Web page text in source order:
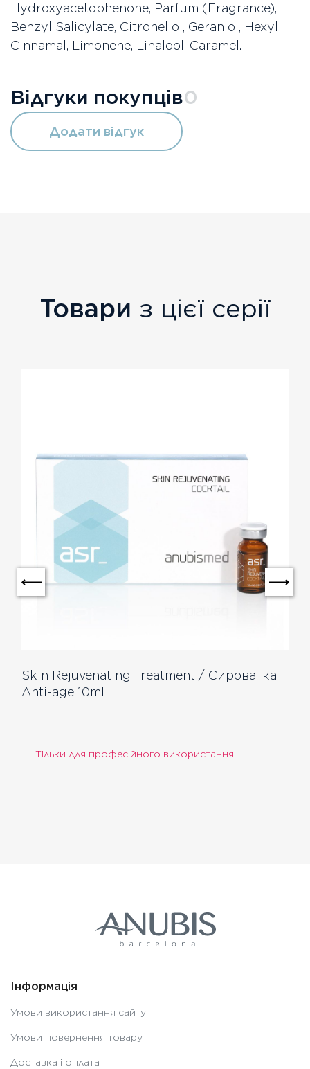
Hydroxyacetophenone, Parfum (Fragrance),
Benzyl Salicylate, Citronellol, Geraniol, Hexyl
Cinnamal, Limonene, Linalool, Caramel.
Відгуки покупців0
Додати відгук
Товари з цієї серії
Skin Rejuvenating Treatment / Сироватка
Anti-age 10ml
Тільки для професійного використання
Інформація
Умови використання сайту
Умови повернення товару
Доставка і оплата